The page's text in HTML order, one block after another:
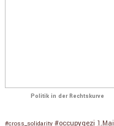
Politik in der Rechtskurve
#cross_solidarity #occupygezi 1.Mai